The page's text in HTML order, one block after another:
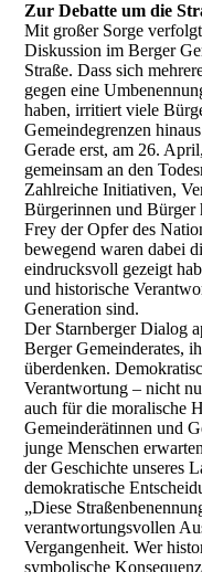
Zur Debatte um die
Mit großer Sorge
Diskussion im Berger
Straße. Dass sich
gegen eine
haben, irritiert viele
Gemeindegrenzen
Gerade erst, am 26.
gemeinsam an den
Zahlreiche Initiativen,
Bürgerinnen und Bürger
Frey der Opfer des
bewegend waren dabei
eindrucksvoll gezeigt
und historische
Generation sind.
Der Starnberger Dialog
Berger Gemeinderates,
überdenken.
Verantwortung – nicht
auch für die moralische
Gemeinderätinnen und
junge Menschen
der Geschichte unseres
demokratische
„Diese
verantwortungsvollen
Vergangenheit. Wer
symbolische